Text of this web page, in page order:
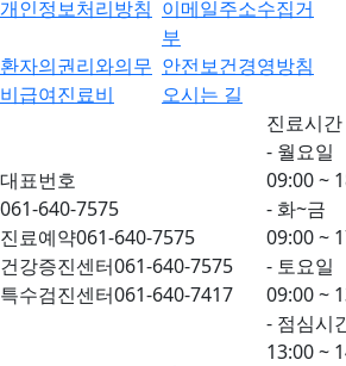
개인정보처리방침 이메일주소수집거
부
환자의권리와의무 안전보건경영방침
비급여진료비
오시는 길
대표번호
061-640-7575
진료예약061-640-7575
건강증진센터061-640-7575
특수검진센터061-640-7417
진료시간
- 월요일
09:00 ~
- 화~금
09:00 ~
- 토요일
09:00 ~
- 점심시
13:00 ~